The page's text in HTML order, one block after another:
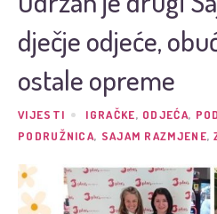
dječje odjeće,
ostale opreme
VIJESTI IGRAČKE, ODJEĆA,
PODRUŽNICA, SAJAM RAZMJENE,